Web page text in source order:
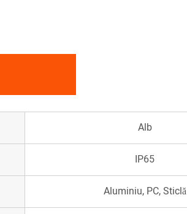
Alb
IP65
Aluminiu, PC, Sticlă